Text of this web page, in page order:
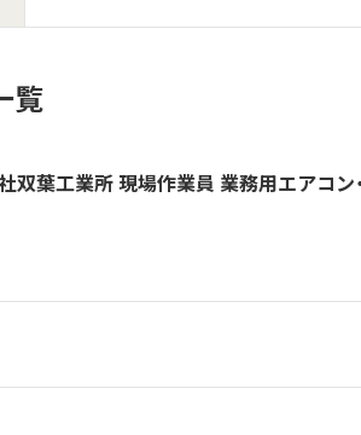
覧
双葉工業所 現場作業員 業務用エアコン